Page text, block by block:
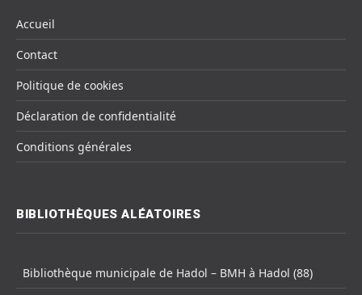
Accueil
Contact
Politique de cookies
Déclaration de confidentialité
Conditions générales
BIBLIOTHÈQUES ALÉATOIRES
Bibliothèque municipale de Hadol – BMH à Hadol (88)